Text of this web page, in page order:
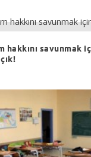
hakkını savunmak